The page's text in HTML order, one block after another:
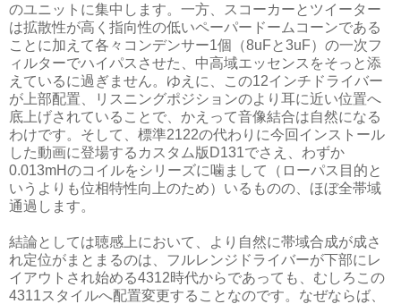
のユニットに集中します。一方、スコーカーとツイーター
は拡散性が高く指向性の低いペーパードームコーンである
ことに加えて各々コンデンサー1個（8uFと3uF）の一次フ
ィルターでハイパスさせた、中高域エッセンスをそっと添
えているに過ぎません。ゆえに、この12インチドライバー
が上部配置、リスニングポジションのより耳に近い位置へ
底上げされていることで、かえって音像結合は自然になる
わけです。そして、標準2122の代わりに今回インストール
した動画に登場するカスタム版D131でさえ、わずか
0.013mHのコイルをシリーズに噛まして（ローパス目的と
いうよりも位相特性向上のため）いるものの、ほぼ全帯域
通過します。
結論としては聴感上において、より自然に帯域合成が成さ
れ定位がまとまるのは、フルレンジドライバーが下部にレ
イアウトされ始める4312時代からであっても、むしろこの
4311スタイルへ配置変更することなのです。なぜならば、